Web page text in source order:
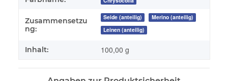
Zusammensetzu
ng:
Seide (anteilig)
Merino (anteilig)
Leinen (anteilig)
Inhalt: 100,00 g